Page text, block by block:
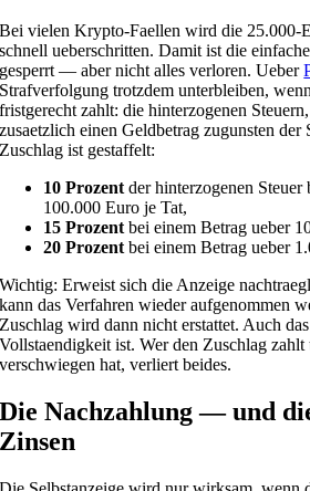
Bei vielen Krypto-Faellen wird die 25.000-
schnell ueberschritten. Damit ist die
gesperrt — aber nicht alles verloren. Ueber
Strafverfolgung trotzdem unterbleiben,
fristgerecht zahlt: die hinterzogenen
zusaetzlich einen Geldbetrag zugunsten der
Zuschlag ist gestaffelt:
10 Prozentder hinterzogenen Steuer
100.000 Euro je Tat,
15 Prozentbei einem Betrag ueber
20 Prozentbei einem Betrag ueber
Wichtig: Erweist sich die Anzeige
kann das Verfahren wieder aufgenommen
Zuschlag wird dann nicht erstattet. Auch
Vollstaendigkeit ist. Wer den Zuschlag zahlt
verschwiegen hat, verliert beides.
Die Nachzahlung — und
Zinsen